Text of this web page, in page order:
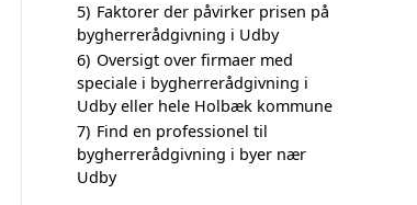
5) Faktorer der påvirker prisen på
bygherrerådgivning i Udby
6) Oversigt over firmaer med
speciale i bygherrerådgivning i
Udby eller hele Holbæk kommune
7) Find en professionel til
bygherrerådgivning i byer nær
Udby